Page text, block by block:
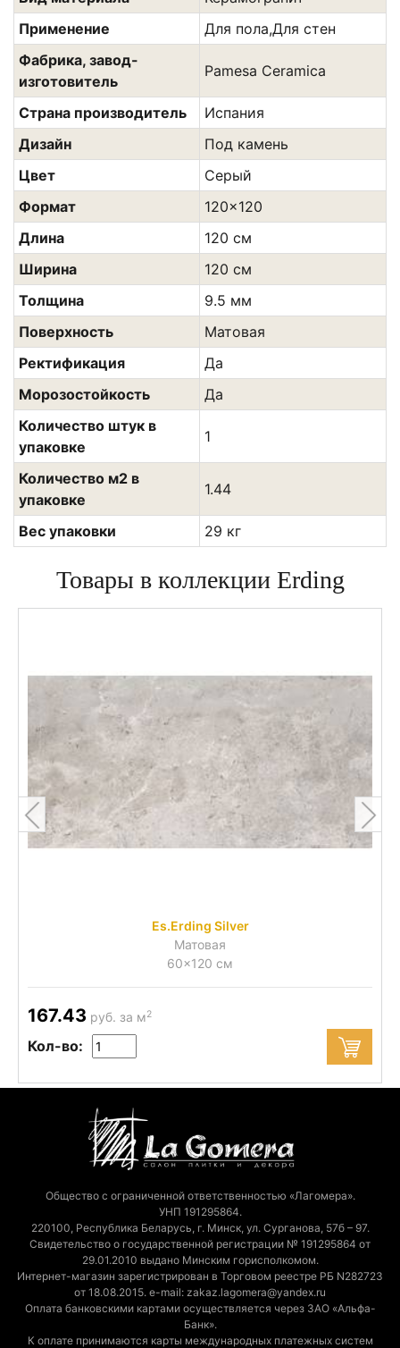
Применение
Для пола,Для стен
Фабрика, завод-
изготовитель
Pamesa Ceramica
Страна производитель
Испания
Дизайн
Под камень
Цвет
Сeрый
Формат
120x120
Длина
120 см
Ширина
120 см
Толщина
9.5 мм
Поверхность
Матовая
Ректификация
Да
Морозостойкость
Да
Количество штук в
упаковке
1
Количество м2 в
упаковке
1.44
Вес упаковки 29 кг
Товары в коллекции Erding
Es.Erding Silver
Матовая
60x120 см
167.43 руб. за м2
Кол-во:
Общество с ограниченной ответственностью «Лагомера».
УНП 191295864.
220100, Республика Беларусь, г. Минск, ул. Сурганова, 57б – 97.
Свидетельство о государственной регистрации № 191295864 от
29.01.2010 выдано Минским горисполкомом.
Интернет-магазин зарегистрирован в Торговом реестре РБ N282723
от 18.08.2015. e-mail: zakaz.lagomera@yandex.ru
Оплата банковскими картами осуществляется через ЗАО «Альфа-
Банк».
К оплате принимаются карты международных платежных систем